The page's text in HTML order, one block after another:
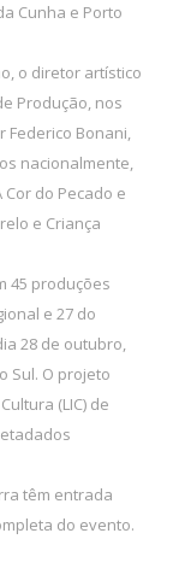
Cunha e Porto
o diretor artístico
Produção, nos
Federico Bonani,
nacionalmente,
do Pecado e
e Criança
45 produções
e 27 do
28 de outubro,
Sul. O projeto
(LIC) de
têm entrada
do evento.